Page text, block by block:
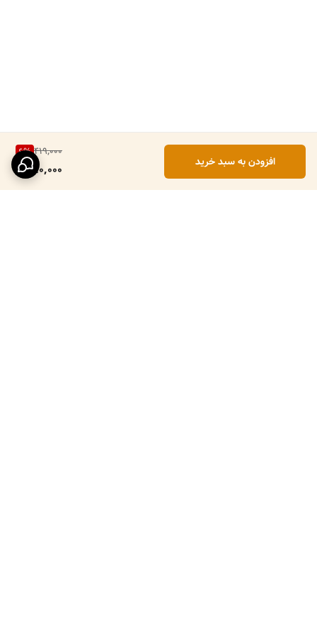
419,000
6%
390,000 افزودن به سبد خرید